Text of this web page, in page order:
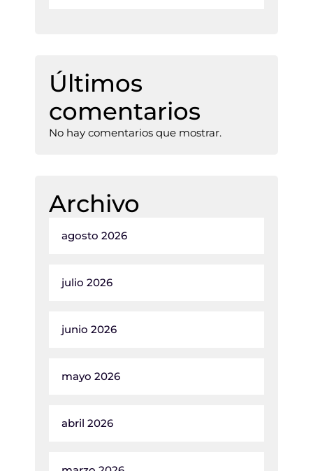
Últimos
comentarios
No hay comentarios que mostrar.
Archivo
agosto 2026
julio 2026
junio 2026
mayo 2026
abril 2026